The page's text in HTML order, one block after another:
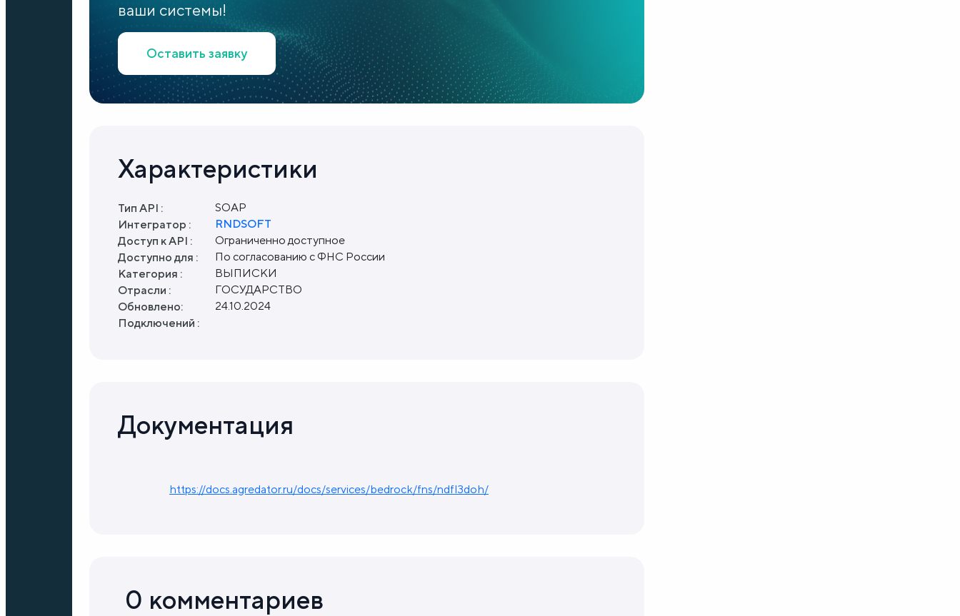
ваши системы!
Оставить заявку
Характеристики
Тип API :
SOAP
Интегратор :
RNDSOFT
Доступ к API :
Ограниченно доступное
Доступно для :
По согласованию с ФНС России
Категория :
ВЫПИСКИ
Отрасли :
ГОСУДАРСТВО
Обновлено:
24.10.2024
Подключений :
Документация
https://docs.agredator.ru/docs/services/bedrock/fns/ndfl3doh/
0 комментариев